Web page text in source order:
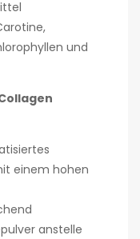
und
einem hohen
anstelle